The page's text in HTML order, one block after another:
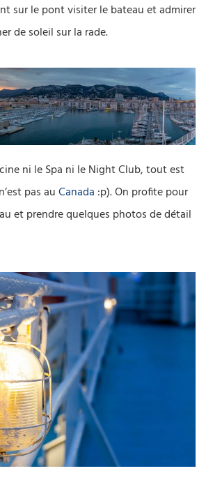
sur le pont visiter le bateau et admirer
de soleil sur la rade.
ni le Spa ni le Night Club, tout est
pas auCanada :p). On profite pour
et prendre quelques photos de détail